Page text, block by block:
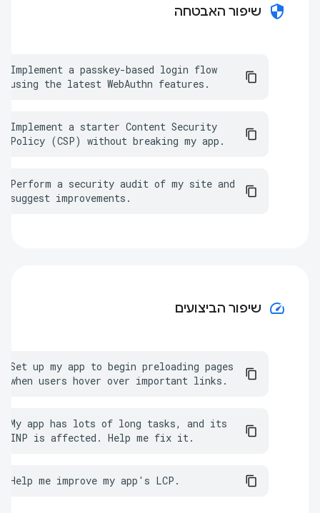
security שיפור האבטחה
Implement a passkey-based login flow
using the latest WebAuthn features.
Implement a starter Content Security
Policy (CSP) without breaking my app.
Perform a security audit of my site and
suggest improvements.
speed שיפור הביצועים
Set up my app to begin preloading pages
when users hover over important links.
My app has lots of long tasks, and its
INP is affected. Help me fix it.
Help me improve my app's LCP.